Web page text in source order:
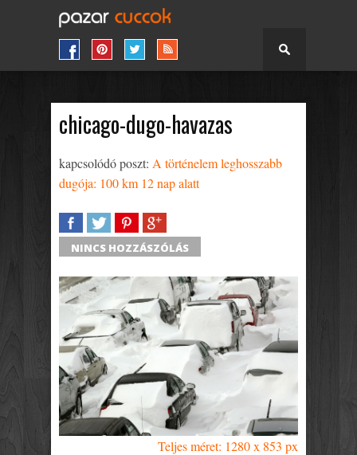
chicago-dugo-havazas
kapcsolódó poszt: A történelem leghosszabb
dugója: 100 km 12 nap alatt
SHARETWEETSHARESHARE
NINCS HOZZÁSZÓLÁS
Teljes méret: 1280 x 853 px